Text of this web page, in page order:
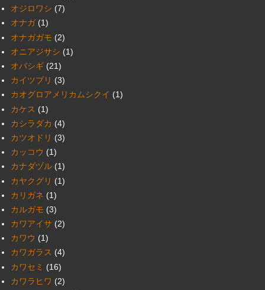
オジロワシ (7)
オナガ (1)
オナガガモ (2)
オニアジサシ (1)
オバシギ (21)
カイツブリ (3)
カオグロアメリカムシクイ (1)
カケス (1)
カシラダカ (4)
カツオドリ (3)
カッコウ (1)
カナダヅル (1)
カヤクグリ (1)
カリガネ (1)
カルガモ (3)
カワアイサ (2)
カワウ (1)
カワガラス (4)
カワセミ (16)
カワラヒワ (2)